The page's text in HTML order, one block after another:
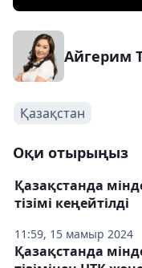
Айгерим
Қазақстан
Оқи отырыңыз
11:59, 15 мамыр 2024
Қазақстанда
тізімі кеңейтілді
Қазақстанда